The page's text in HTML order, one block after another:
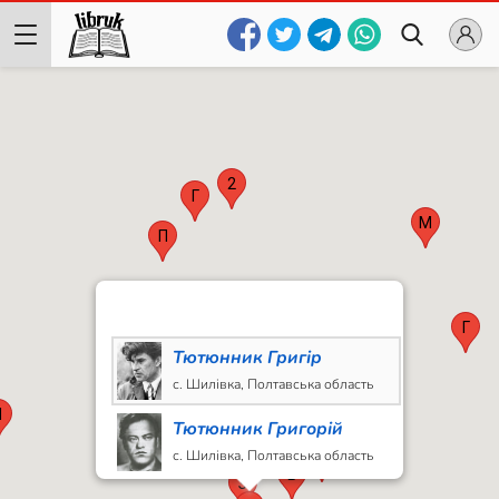
2
В
Г
Г
З
М
М
2
П
Тютюнник Григір
с. Шилівка, Полтавська область
Тютюнник Григорій
с. Шилівка, Полтавська область